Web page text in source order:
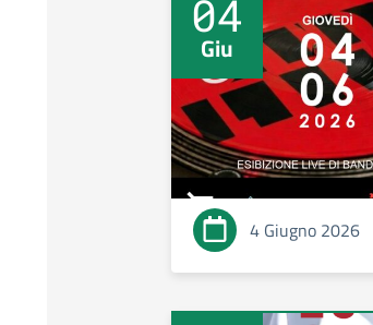
04
Giu
4 Giugno 2026